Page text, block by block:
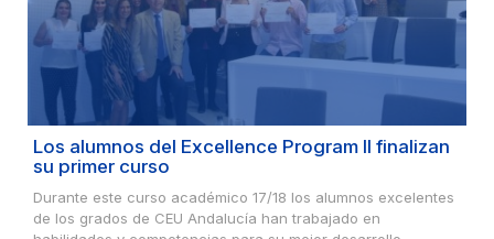
Los alumnos del Excellence Program II finalizan
su primer curso
Durante este curso académico 17/18 los alumnos excelentes
de los grados de CEU Andalucía han trabajado en